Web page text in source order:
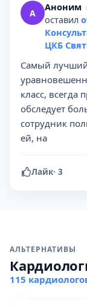
А Аноним
оставил
ЦКБ
Самый
класс, всегда
обследует
сотрудник
ей, на
Лайк· 3
АЛЬТЕРНАТИВЫ
115